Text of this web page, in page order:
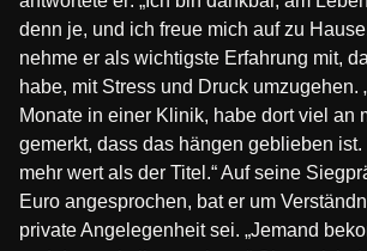
denn je, und ich freue mich auf zu
nehme er als wichtigste Erfahrung mit,
habe, mit Stress und Druck umzugehen.
Monate in einer Klinik, habe dort viel an
gemerkt, dass das hängen geblieben ist.
mehr wert als der Titel.“ Auf seine
Euro angesprochen, bat er um
private Angelegenheit sei. „Jemand